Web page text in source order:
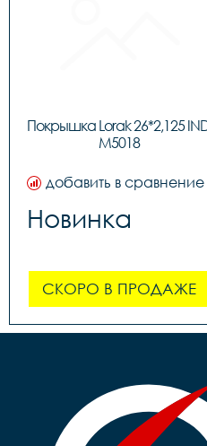
Покрышка Lorak 26*2,125
M5018
добавить в сравнение
Новинка
СКОРО В ПРОДАЖЕ